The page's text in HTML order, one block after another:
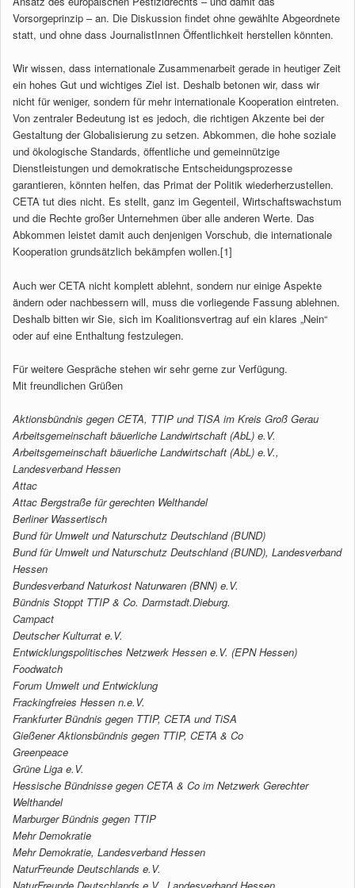
Vorsorgeprinzip – an. Die Diskussion findet ohne gewählte Abgeordnete
statt, und ohne dass JournalistInnen Öffentlichkeit herstellen könnten.
Wir wissen, dass internationale Zusammenarbeit gerade in heutiger Zeit
ein hohes Gut und wichtiges Ziel ist. Deshalb betonen wir, dass wir
nicht für weniger, sondern für mehr internationale Kooperation eintreten.
Von zentraler Bedeutung ist es jedoch, die richtigen Akzente bei der
Gestaltung der Globalisierung zu setzen. Abkommen, die hohe soziale
und ökologische Standards, öffentliche und gemeinnützige
Dienstleistungen und demokratische Entscheidungsprozesse
garantieren, könnten helfen, das Primat der Politik wiederherzustellen.
CETA tut dies nicht. Es stellt, ganz im Gegenteil, Wirtschaftswachstum
und die Rechte großer Unternehmen über alle anderen Werte. Das
Abkommen leistet damit auch denjenigen Vorschub, die internationale
Kooperation grundsätzlich bekämpfen wollen.[1]
Auch wer CETA nicht komplett ablehnt, sondern nur einige Aspekte
ändern oder nachbessern will, muss die vorliegende Fassung ablehnen.
Deshalb bitten wir Sie, sich im Koalitionsvertrag auf ein klares „Nein“
oder auf eine Enthaltung festzulegen.
Für weitere Gespräche stehen wir sehr gerne zur Verfügung.
Mit freundlichen Grüßen
Aktionsbündnis gegen CETA, TTIP und TISA im Kreis Groß Gerau
Arbeitsgemeinschaft bäuerliche Landwirtschaft (AbL) e.V.
Arbeitsgemeinschaft bäuerliche Landwirtschaft (AbL) e.V.,
Landesverband Hessen
Attac
Attac Bergstraße für gerechten Welthandel
Berliner Wassertisch
Bund für Umwelt und Naturschutz Deutschland (BUND)
Bund für Umwelt und Naturschutz Deutschland (BUND), Landesverband
Hessen
Bundesverband Naturkost Naturwaren (BNN) e.V.
Bündnis Stoppt TTIP & Co. Darmstadt.Dieburg.
Campact
Deutscher Kulturrat e.V.
Entwicklungspolitisches Netzwerk Hessen e.V. (EPN Hessen)
Foodwatch
Forum Umwelt und Entwicklung
Frackingfreies Hessen n.e.V.
Frankfurter Bündnis gegen TTIP, CETA und TiSA
Gießener Aktionsbündnis gegen TTIP, CETA & Co
Greenpeace
Grüne Liga e.V.
Hessische Bündnisse gegen CETA & Co im Netzwerk Gerechter
Welthandel
Marburger Bündnis gegen TTIP
Mehr Demokratie
Mehr Demokratie, Landesverband Hessen
NaturFreunde Deutschlands e.V.